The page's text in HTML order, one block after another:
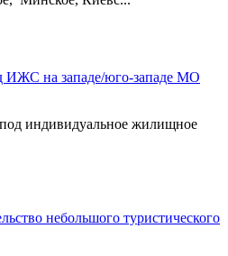
ИЖС на западе/юго‑западе МО
индивидуальное жилищное
небольшого туристического